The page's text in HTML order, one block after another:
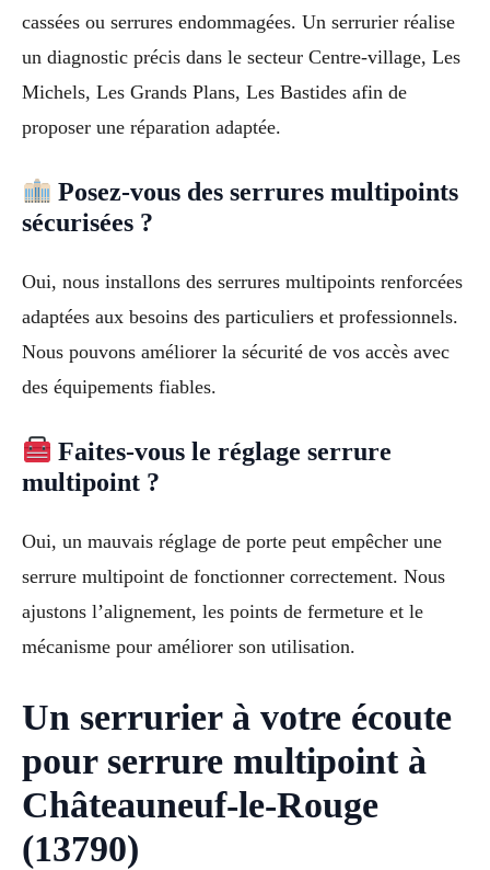
cassées ou serrures endommagées. Un serrurier réalise
un diagnostic précis dans le secteur Centre-village, Les
Michels, Les Grands Plans, Les Bastides afin de
proposer une réparation adaptée.
Posez-vous des serrures multipoints
sécurisées ?
Oui, nous installons des serrures multipoints renforcées
adaptées aux besoins des particuliers et professionnels.
Nous pouvons améliorer la sécurité de vos accès avec
des équipements fiables.
Faites-vous le réglage serrure
multipoint ?
Oui, un mauvais réglage de porte peut empêcher une
serrure multipoint de fonctionner correctement. Nous
ajustons l’alignement, les points de fermeture et le
mécanisme pour améliorer son utilisation.
Un serrurier à votre écoute
pour serrure multipoint à
Châteauneuf-le-Rouge
(13790)